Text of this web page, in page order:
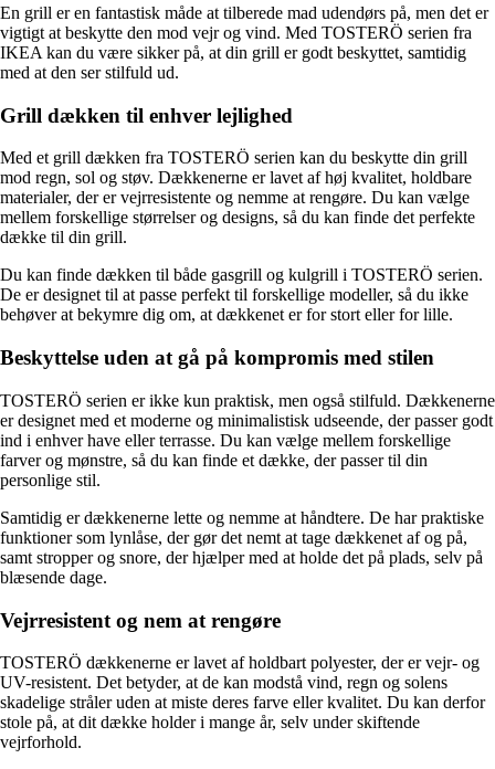
En grill er en fantastisk måde at tilberede mad udendørs på, men det er
vigtigt at beskytte den mod vejr og vind. Med TOSTERÖ serien fra
IKEA kan du være sikker på, at din grill er godt beskyttet, samtidig
med at den ser stilfuld ud.
Grill dækken til enhver lejlighed
Med et grill dækken fra TOSTERÖ serien kan du beskytte din grill
mod regn, sol og støv. Dækkenerne er lavet af høj kvalitet, holdbare
materialer, der er vejrresistente og nemme at rengøre. Du kan vælge
mellem forskellige størrelser og designs, så du kan finde det perfekte
dække til din grill.
Du kan finde dækken til både gasgrill og kulgrill i TOSTERÖ serien.
De er designet til at passe perfekt til forskellige modeller, så du ikke
behøver at bekymre dig om, at dækkenet er for stort eller for lille.
Beskyttelse uden at gå på kompromis med stilen
TOSTERÖ serien er ikke kun praktisk, men også stilfuld. Dækkenerne
er designet med et moderne og minimalistisk udseende, der passer godt
ind i enhver have eller terrasse. Du kan vælge mellem forskellige
farver og mønstre, så du kan finde et dække, der passer til din
personlige stil.
Samtidig er dækkenerne lette og nemme at håndtere. De har praktiske
funktioner som lynlåse, der gør det nemt at tage dækkenet af og på,
samt stropper og snore, der hjælper med at holde det på plads, selv på
blæsende dage.
Vejrresistent og nem at rengøre
TOSTERÖ dækkenerne er lavet af holdbart polyester, der er vejr- og
UV-resistent. Det betyder, at de kan modstå vind, regn og solens
skadelige stråler uden at miste deres farve eller kvalitet. Du kan derfor
stole på, at dit dække holder i mange år, selv under skiftende
vejrforhold.